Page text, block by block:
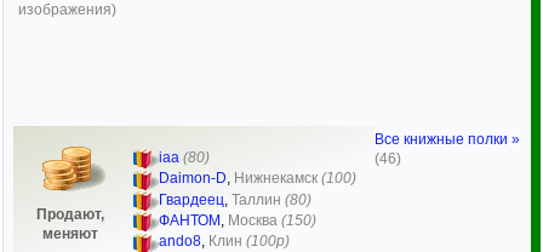
изображения)
Продают,
меняют
iaa (80)
Daimon-D, Нижнекамск (100)
Гвардеец Таллин (80)
ФАНТОМ , Москва (150)
ando8, Клин (100р)
Все книжные полки »
(46)